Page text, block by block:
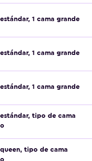
1 cama grande
1 cama grande
1 cama grande
tipo de cama
tipo de cama